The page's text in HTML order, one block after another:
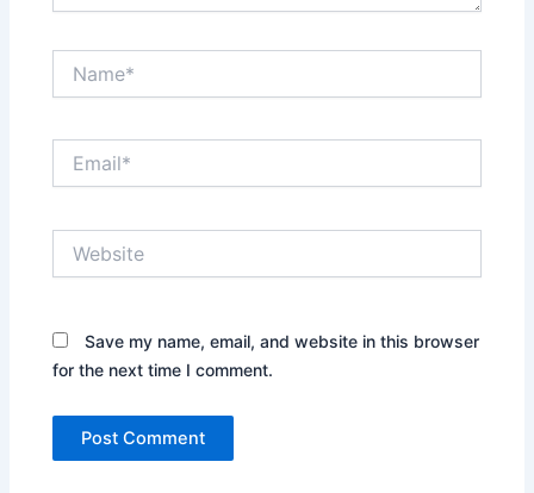
Save my name, email, and website in this browser
for the next time I comment.